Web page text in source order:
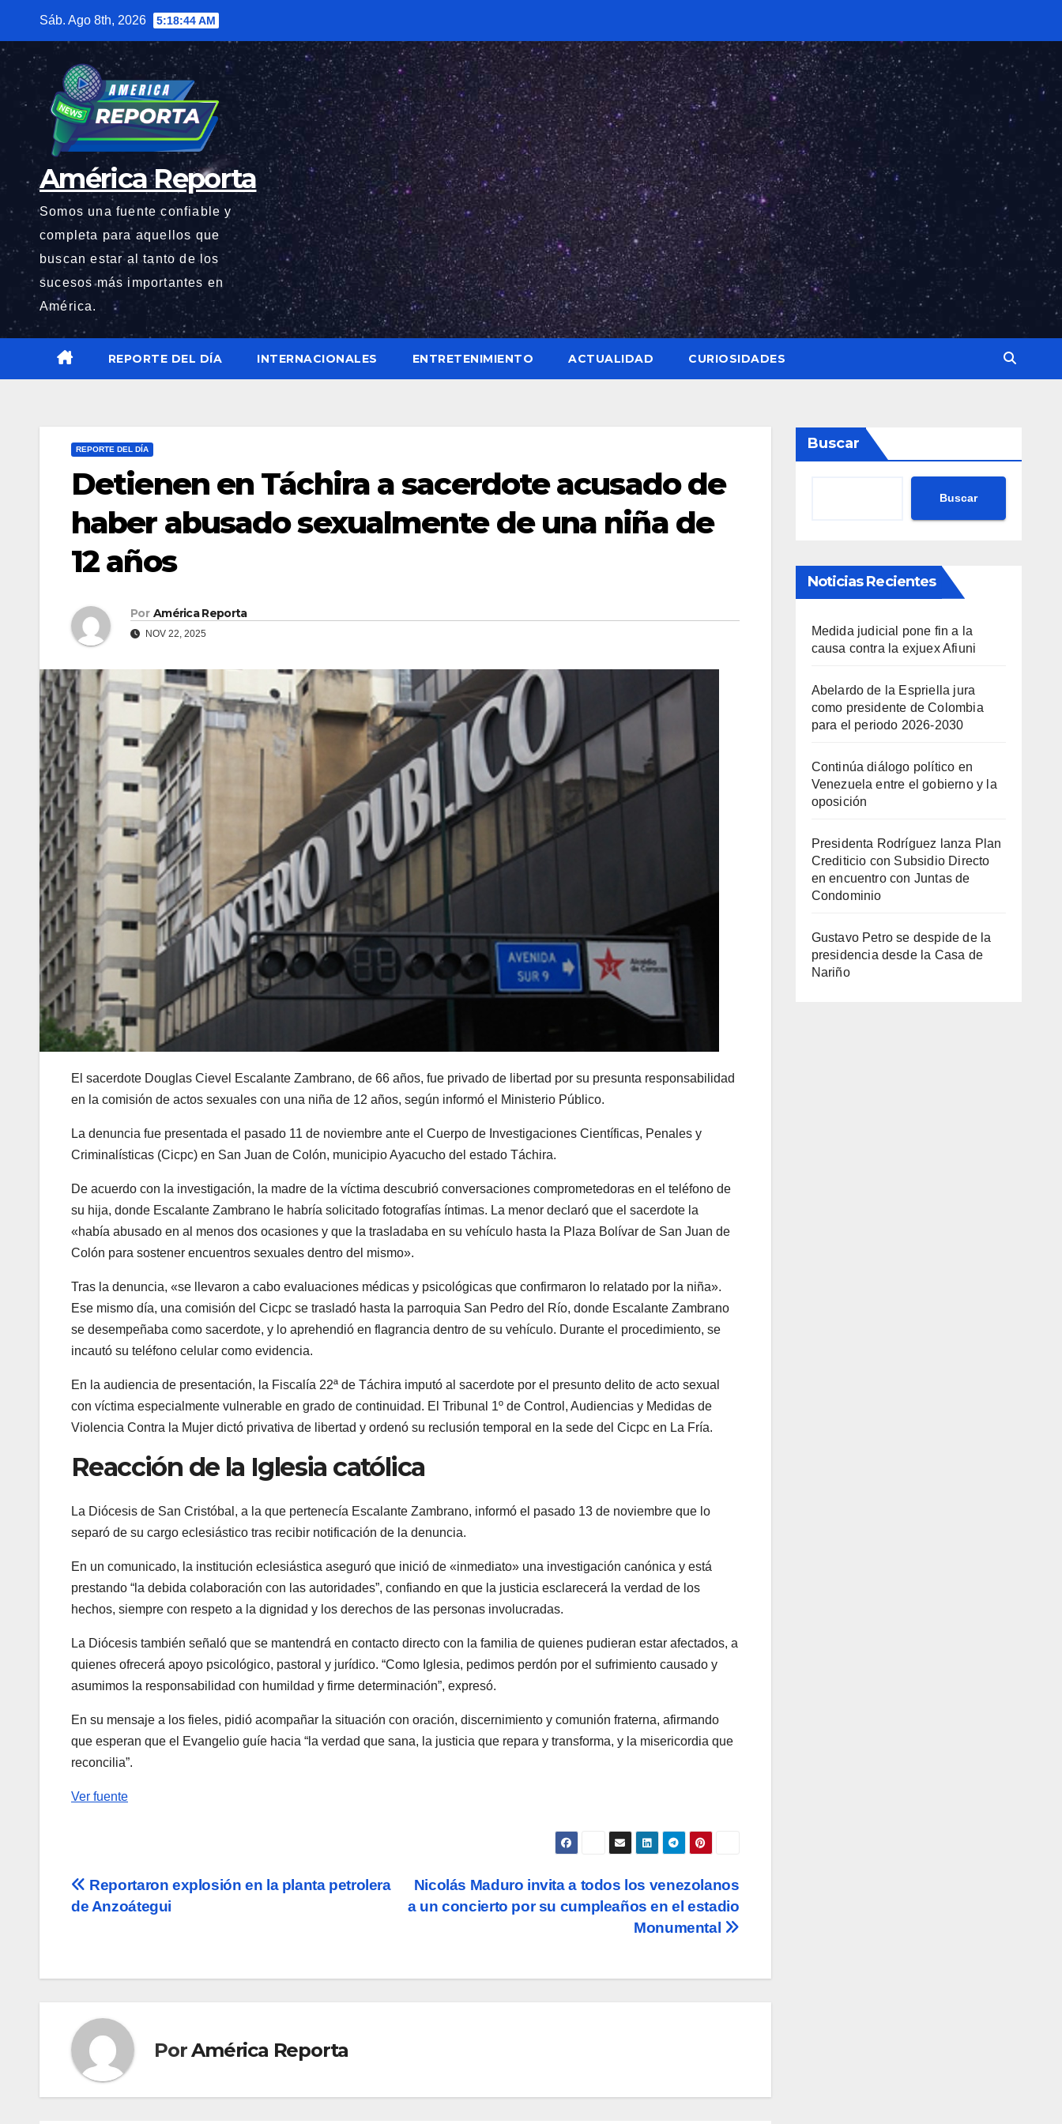
contenido
Sáb. Ago 8th, 2026 5:18:46 AM
América Reporta
Somos una fuente confiable y
completa para aquellos que
buscan estar al tanto de los
sucesos más importantes en
América.
REPORTE DEL DÍA INTERNACIONALES ENTRETENIMIENTO ACTUALIDAD CURIOSIDADES
REPORTE DEL DÍA
Detienen en Táchira a sacerdote acusado de
haber abusado sexualmente de una niña de
12 años
Por América Reporta
NOV 22, 2025
El sacerdote Douglas Cievel Escalante Zambrano, de 66 años, fue privado de libertad por su presunta responsabilidad
en la comisión de actos sexuales con una niña de 12 años, según informó el Ministerio Público.
La denuncia fue presentada el pasado 11 de noviembre ante el Cuerpo de Investigaciones Científicas, Penales y
Criminalísticas (Cicpc) en San Juan de Colón, municipio Ayacucho del estado Táchira.
De acuerdo con la investigación, la madre de la víctima descubrió conversaciones comprometedoras en el teléfono de
su hija, donde Escalante Zambrano le habría solicitado fotografías íntimas. La menor declaró que el sacerdote la
«había abusado en al menos dos ocasiones y que la trasladaba en su vehículo hasta la Plaza Bolívar de San Juan de
Colón para sostener encuentros sexuales dentro del mismo».
Tras la denuncia, «se llevaron a cabo evaluaciones médicas y psicológicas que confirmaron lo relatado por la niña».
Ese mismo día, una comisión del Cicpc se trasladó hasta la parroquia San Pedro del Río, donde Escalante Zambrano
se desempeñaba como sacerdote, y lo aprehendió en flagrancia dentro de su vehículo. Durante el procedimiento, se
incautó su teléfono celular como evidencia.
En la audiencia de presentación, la Fiscalía 22ª de Táchira imputó al sacerdote por el presunto delito de acto sexual
con víctima especialmente vulnerable en grado de continuidad. El Tribunal 1º de Control, Audiencias y Medidas de
Violencia Contra la Mujer dictó privativa de libertad y ordenó su reclusión temporal en la sede del Cicpc en La Fría.
Reacción de la Iglesia católica
La Diócesis de San Cristóbal, a la que pertenecía Escalante Zambrano, informó el pasado 13 de noviembre que lo
separó de su cargo eclesiástico tras recibir notificación de la denuncia.
En un comunicado, la institución eclesiástica aseguró que inició de «inmediato» una investigación canónica y está
prestando “la debida colaboración con las autoridades”, confiando en que la justicia esclarecerá la verdad de los
hechos, siempre con respeto a la dignidad y los derechos de las personas involucradas.
La Diócesis también señaló que se mantendrá en contacto directo con la familia de quienes pudieran estar afectados, a
quienes ofrecerá apoyo psicológico, pastoral y jurídico. “Como Iglesia, pedimos perdón por el sufrimiento causado y
asumimos la responsabilidad con humildad y firme determinación”, expresó.
En su mensaje a los fieles, pidió acompañar la situación con oración, discernimiento y comunión fraterna, afirmando
que esperan que el Evangelio guíe hacia “la verdad que sana, la justicia que repara y transforma, y la misericordia que
reconcilia”.
Ver fuente
Navegación
Nicolás Maduro invita a todos los venezolanos
a un concierto por su cumpleaños en el estadio
Monumental
Reportaron explosión en la planta petrolera
de Anzoátegui
PorAmérica Reporta
Buscar
Buscar
Noticias Recientes
Medida judicial pone fin a la
causa contra la exjuex Afiuni
Abelardo de la Espriella jura
como presidente de Colombia
para el periodo 2026-2030
Continúa diálogo político en
Venezuela entre el gobierno y la
oposición
Presidenta Rodríguez lanza Plan
Crediticio con Subsidio Directo
en encuentro con Juntas de
Condominio
Gustavo Petro se despide de la
presidencia desde la Casa de
Nariño